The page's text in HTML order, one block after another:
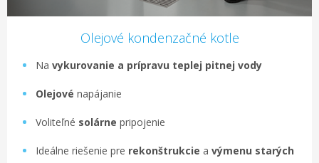
Olejové kondenzačné kotle
Na vykurovanie a prípravu teplej pitnej vody
Olejové napájanie
Voliteľné solárne pripojenie
Ideálne riešenie pre rekonštrukcie a výmenu starých